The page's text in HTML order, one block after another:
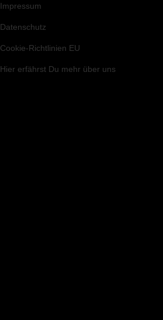
Impressum
Datenschutz
Cookie-Richtlinien EU
Hier erfährst Du mehr über uns